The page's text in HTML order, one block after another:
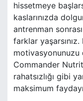
hissetmeye
kaslarınızda
antrenman
farklar
motivasyonunuzu
Commander
rahatsızlığı gibi
maksimum